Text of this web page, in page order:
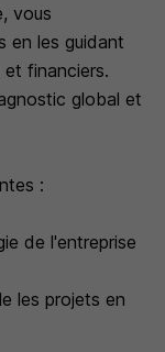
vous
en les guidant
financiers.
global et
:
de l'entreprise
les projets en